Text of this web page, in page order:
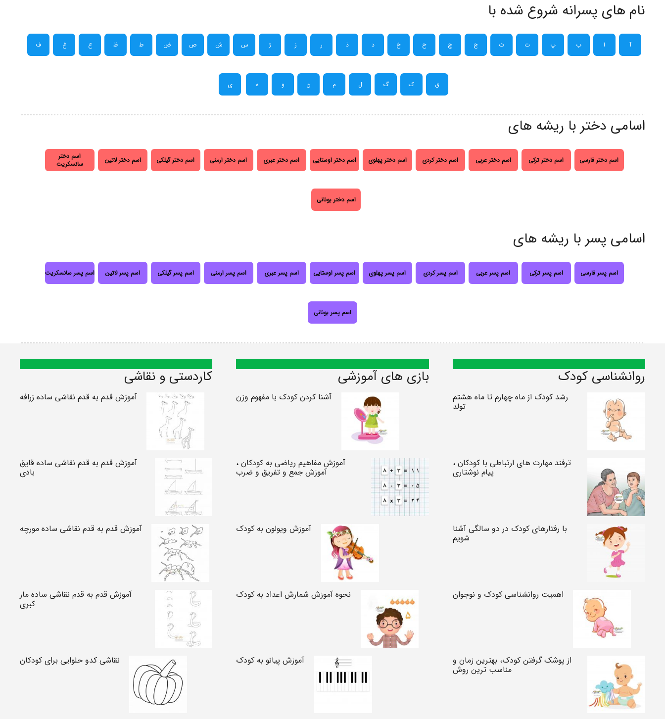
نام های پسرانه شروع شده با
آ ا ب پ ت ث ج چ ح خ د ذ ر ز ژ س ش ص ض ط ظ ع غ ف
ق ک گ ل م ن و ه ی
اسامی دختر با ریشه های
اسم دختر فارسی اسم دختر ترکی اسم دختر عربی اسم دختر کردی اسم دختر پهلوی اسم دختر اوستایی اسم دختر عبری اسم دختر ارمنی اسم دختر گیلکی اسم دختر لاتین
اسم دختر
سانسکریت
اسم دختر یونانی
اسامی پسر با ریشه های
اسم پسر فارسی اسم پسر ترکی اسم پسر عربی اسم پسر کردی اسم پسر پهلوی اسم پسر اوستایی اسم پسر عبری اسم پسر ارمنی اسم پسر گیلکی اسم پسر لاتین اسم پسر سانسکریت
اسم پسر یونانی
روانشناسی کودک
رشد کودک از ماه چهارم تا ماه هشتم
تولد
ترفند مهارت های ارتباطی با کودکان ،
پیام نوشتاری
با رفتارهای کودک در دو سالگی آشنا
شویم
اهمیت روانشناسی کودک و نوجوان
از پوشک گرفتن کودک، بهترین زمان و
مناسب ترین روش
بازی های آموزشی
آشنا کردن کودک با مفهوم وزن
آموزش مفاهیم ریاضی به کودکان ،
آموزش جمع و تفریق و ضرب
آموزش ویولون به کودک
نحوه آموزش شمارش اعداد به کودک
آموزش پیانو به کودک
کاردستی و نقاشی
آموزش قدم به قدم نقاشی ساده زرافه
آموزش قدم به قدم نقاشی ساده قایق
بادی
آموزش قدم به قدم نقاشی ساده مورچه
آموزش قدم به قدم نقاشی ساده مار
کبری
نقاشی کدو حلوایی برای کودکان